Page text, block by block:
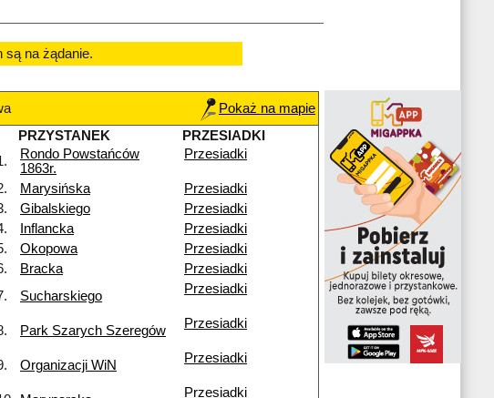
na żądanie.
Pokaż na mapie
PRZYSTANEK
PRZESIADKI
Rondo Powstańców
1863r.
Przesiadki
Marysińska
Przesiadki
Gibalskiego
Przesiadki
Inflancka
Przesiadki
Okopowa
Przesiadki
Bracka
Przesiadki
Sucharskiego Przesiadki
Park Szarych Szeregów Przesiadki
Organizacji WiN Przesiadki
Przesiadki